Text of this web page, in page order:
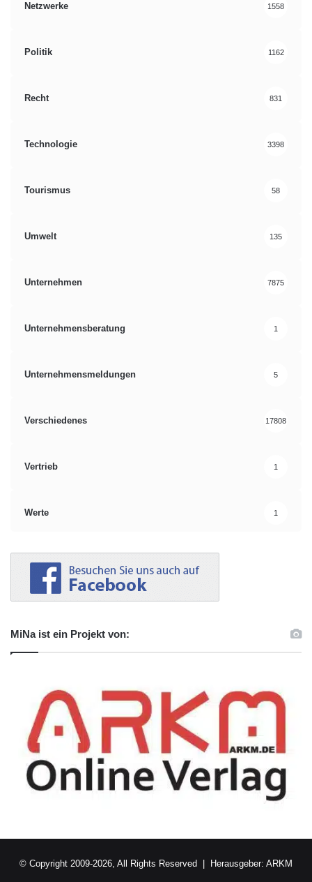
Netzwerke 1558
Politik 1162
Recht 831
Technologie 3398
Tourismus 58
Umwelt 135
Unternehmen 7875
Unternehmensberatung 1
Unternehmensmeldungen 5
Verschiedenes 17808
Vertrieb 1
Werte 1
MiNa ist ein Projekt von:
© Copyright 2009-2026, All Rights Reserved | Herausgeber: ARKM